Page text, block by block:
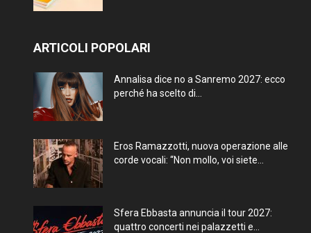
ARTICOLI POPOLARI
Annalisa dice no a Sanremo 2027: ecco
perché ha scelto di...
Eros Ramazzotti, nuova operazione alle
corde vocali: “Non mollo, voi siete...
Sfera Ebbasta annuncia il tour 2027:
quattro concerti nei palazzetti e...